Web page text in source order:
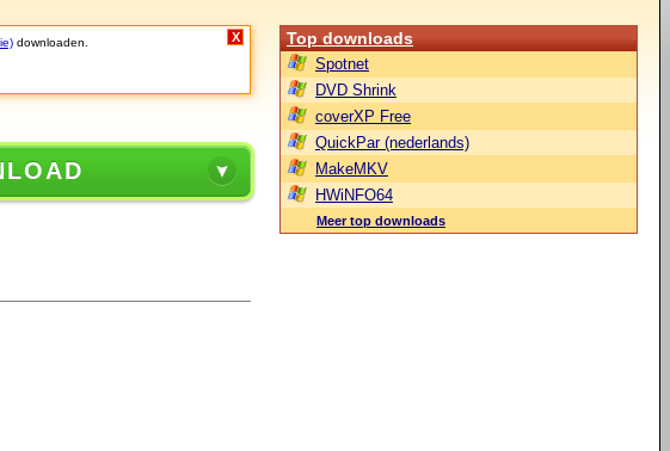
downloaden. X Top downloads
Spotnet
DVD Shrink
coverXP Free
QuickPar (nederlands)
MakeMKV
HWiNFO64
Meer top downloads